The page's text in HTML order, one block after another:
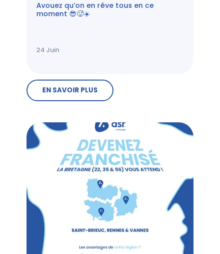
Avouez qu’on en rêve tous en ce
moment 😎🥵☀️
24 Juin
EN SAVOIR PLUS